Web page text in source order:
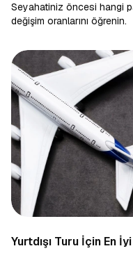
Seyahatiniz öncesi hangi
değişim oranlarını öğrenin.
Yurtdışı Turu İçin En